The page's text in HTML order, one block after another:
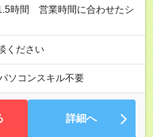
ください
ソコンスキル不要
詳細へ